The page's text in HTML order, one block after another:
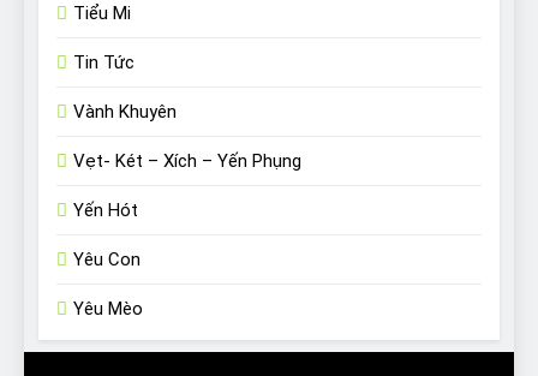
Tiểu Mi
Tin Tức
Vành Khuyên
Vẹt- Két – Xích – Yến Phụng
Yến Hót
Yêu Con
Yêu Mèo